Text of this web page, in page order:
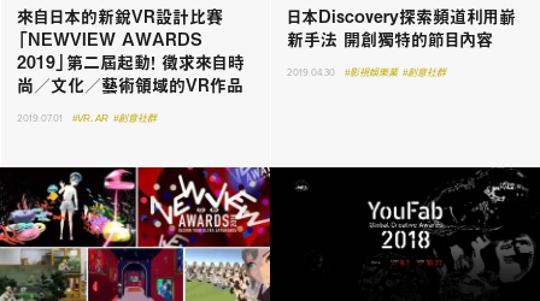
來自日本的新銳VR設計比賽
「NEWVIEW AWARDS
2019」第二屆起動！ 徵求來自時
尚／文化／藝術領域的VR作品
2019.07.01 #VR．AR #創意社群
日本Discovery探索頻道利用嶄
新手法 開創獨特的節目內容
2019.04.30 #影視娛樂業 #創意社群